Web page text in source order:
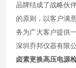
品牌结成了战略伙
的原则，以客户满
务为广大客户提供
深圳乔邦仪器有限
卤素更换高压电源